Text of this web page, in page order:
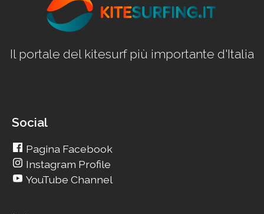
Il portale del kitesurf più importante d'Italia
Social
Pagina Facebook
Instagram Profile
YouTube Channel